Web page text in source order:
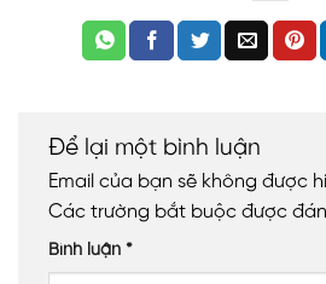
Để lại một bình luận
Email của bạn sẽ không được
Các trường bắt buộc được
Bình luận *